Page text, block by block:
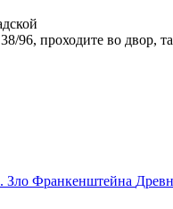
96, проходите во двор,